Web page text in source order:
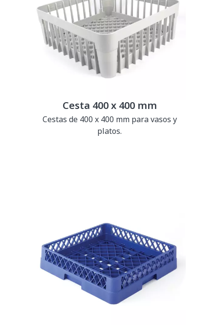
Cesta 400 x 400 mm
Cestas de 400 x 400 mm para vasos y
platos.